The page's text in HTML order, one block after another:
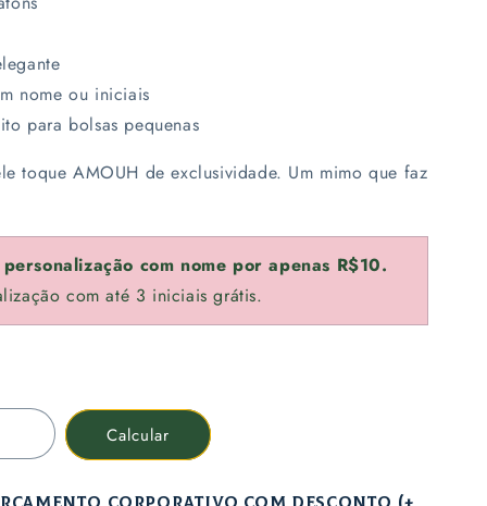
nome ou iniciais
para bolsas pequenas
toque AMOUH de exclusividade. Um mimo que faz
com nome por apenas R$10.
com até 3 iniciais grátis.
Calcular